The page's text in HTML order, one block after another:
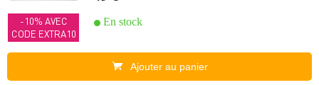
-10% AVEC
CODE EXTRA10
En stock
Ajouter au panier